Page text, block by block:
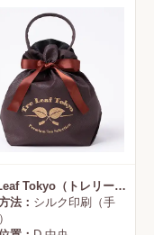
Tre Leaf Tokyo（トレリーフ東京） 様
法： シルク印刷（手